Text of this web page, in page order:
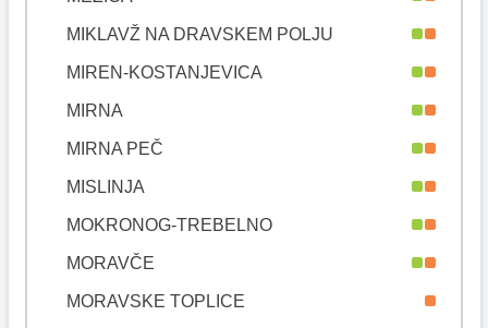
MIKLAVŽ NA DRAVSKEM POLJU
MIREN-KOSTANJEVICA
MIRNA
MIRNA PEČ
MISLINJA
MOKRONOG-TREBELNO
MORAVČE
MORAVSKE TOPLICE